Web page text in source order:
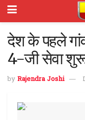
देश के पहले
4-जी सेवा
by Rajendra Joshi